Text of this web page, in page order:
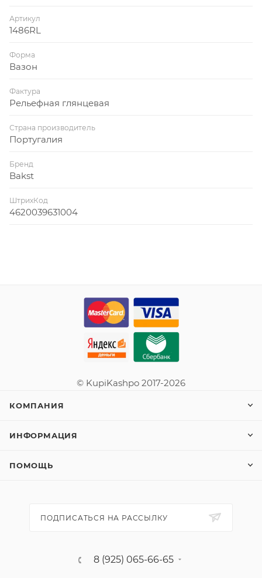
Артикул
1486RL
Форма
Вазон
Фактура
Рельефная глянцевая
Страна производитель
Португалия
Бренд
Bakst
ШтрихКод
4620039631004
© KupiKashpo 2017-2026
КОМПАНИЯ
ИНФОРМАЦИЯ
ПОМОЩЬ
ПОДПИСАТЬСЯ НА РАССЫЛКУ
8 (925) 065-66-65